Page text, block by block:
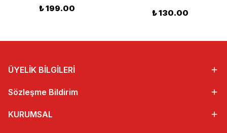
₺ 199.00 ₺ 130.00
ÜYELİK BİLGİLERİ
Sözleşme Bildirim
KURUMSAL